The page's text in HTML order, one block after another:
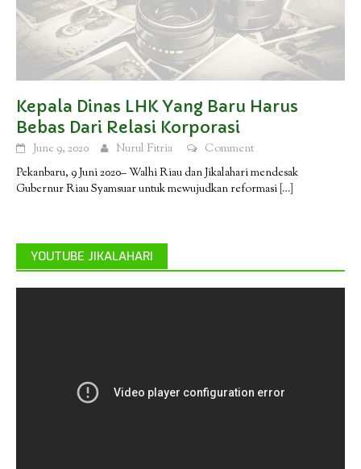
Kepala Dinas LHK Yang Baru Harus
Bebas Dari Relasi Korporasi
June 9, 2020 Nurul Fitria
Comment
Pekanbaru, 9 Juni 2020– Walhi Riau dan Jikalahari mendesak
Gubernur Riau Syamsuar untuk mewujudkan reformasi […]
YOUTUBE JIKALAHARI